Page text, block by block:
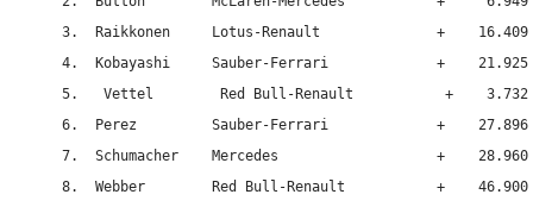
3.  Raikkonen     Lotus-Renault              +    16.409
4.  Kobayashi     Sauber-Ferrari             +    21.925
5.   Vettel        Red Bull-Renault           +    3.732
6.  Perez         Sauber-Ferrari             +    27.896
7.  Schumacher    Mercedes                   +    28.960
8.  Webber        Red Bull-Renault           +    46.900